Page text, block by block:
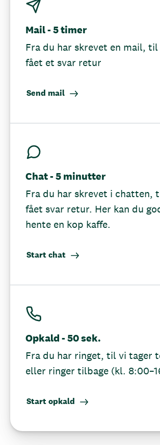
Mail - 5 timer
Fra du har skrevet en mail,
fået et svar retur
Send mail
Chat - 5 minutter
Fra du har skrevet i chatten,
fået svar retur. Her kan du
hente en kop kaffe.
Start chat
Opkald - 50 sek.
Fra du har ringet, til vi tager
eller ringer tilbage (kl.
Start opkald